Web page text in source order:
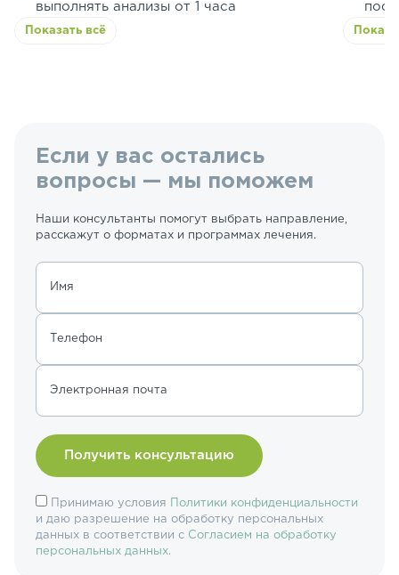
выполнять анализы от 1 часа
Показать всё
Если у вас остались
вопросы — мы поможем
Наши консультанты помогут выбрать направление,
расскажут о форматах и программах лечения.
Имя
Телефон
Электронная почта
Принимаю условия
Политики конфиденциальности
и даю разрешение на обработку персональных
данных в соответствии с Согласием на обработку
персональных данных.